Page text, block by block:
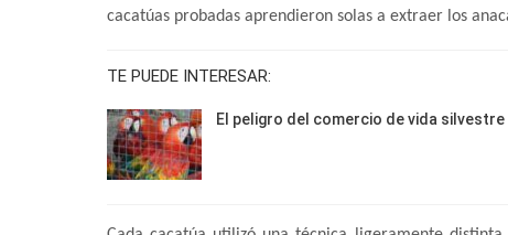
cacatúas probadas aprendieron solas a extraer los
TE PUEDE INTERESAR:
El peligro del comercio de vida silvestre